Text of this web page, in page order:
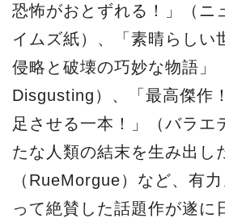
恐怖がおとずれる！」（ニ
イムズ紙）、「素晴らしい
侵略と破壊の巧妙な物語」
Disgusting）、「最高傑作
足させる一本！」（バラエ
たな人類の結末を生み出し
（RueMorgue）など、有
って絶賛した話題作が遂に